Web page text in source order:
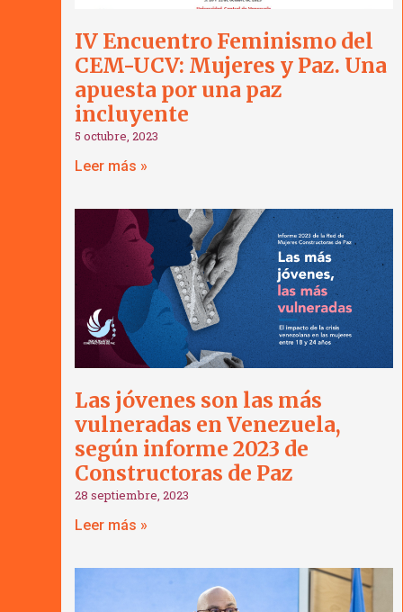
IV Encuentro Feminismo del
CEM-UCV: Mujeres y Paz. Una
apuesta por una paz
incluyente
5 octubre, 2023
Leer más »
Las jóvenes son las más
vulneradas en Venezuela,
según informe 2023 de
Constructoras de Paz
28 septiembre, 2023
Leer más »